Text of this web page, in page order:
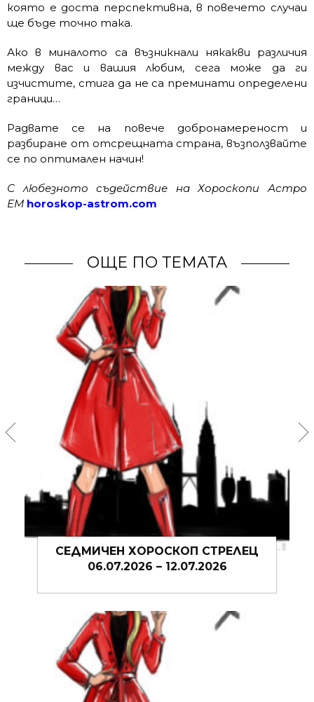
която е доста перспективна, в повечето случаи
ще бъде точно така.
Ако в миналото са възникнали някакви различия
между вас и вашия любим, сега може да ги
изчистите, стига да не са преминати определени
граници…
Радвате се на повече добронамереност и
разбиране от отсрещната страна, възползвайте
се по оптимален начин!
С любезното съдействие на Хороскопи Астро
ЕМ horoskop-astrom.com
ОЩЕ ПО ТЕМАТА
СЕДМИЧЕН ХОРОСКОП СТРЕЛЕЦ
06.07.2026 – 12.07.2026